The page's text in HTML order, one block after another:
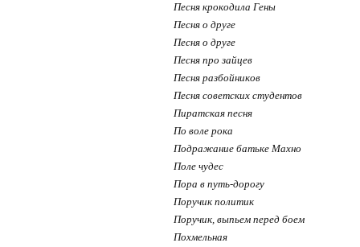
Песня крокодила Гены
Песня о друге
Песня о друге
Песня про зайцев
Песня разбойников
Песня советских студентов
Пиратская песня
По воле рока
Подражание батьке Махно
Поле чудес
Пора в путь-дорогу
Поручик политик
Поручик, выпьем перед боем
Похмельная